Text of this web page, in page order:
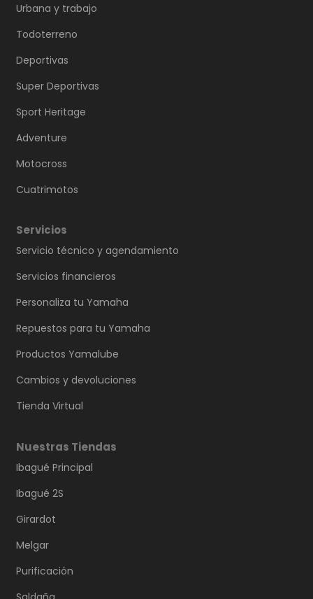
Urbana y trabajo
Todoterreno
Deportivas
Super Deportivas
Sport Heritage
Adventure
Motocross
Cuatrimotos
Servicios
Servicio técnico y agendamiento
Servicios financieros
Personaliza tu Yamaha
Repuestos para tu Yamaha
Productos Yamalube
Cambios y devoluciones
Tienda Virtual
Nuestras Tiendas
Ibagué Principal
Ibagué 2S
Girardot
Melgar
Purificación